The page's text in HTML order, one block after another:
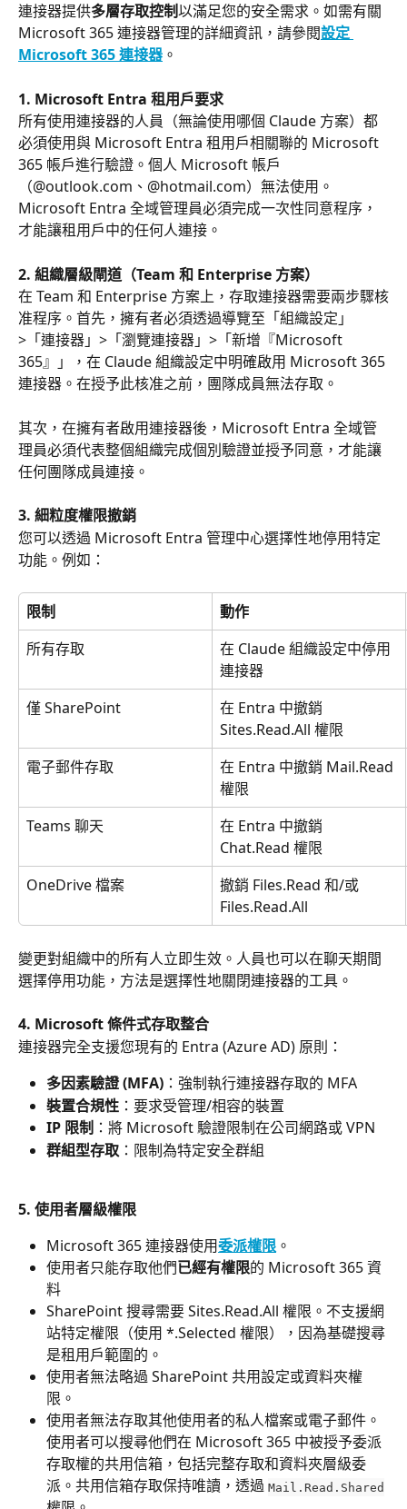
連接器提供多層存取控制以滿足您的安全需求。如需有關
Microsoft 365 連接器管理的詳細資訊，請參閱設定
Microsoft 365 連接器 。
1. Microsoft Entra 租用戶要求
所有使用連接器的人員（無論使用哪個 Claude 方案）都
必須使用與 Microsoft Entra 租用戶相關聯的 Microsoft
365 帳戶進行驗證。個人 Microsoft 帳戶
（@outlook.com、@hotmail.com）無法使用。
Microsoft Entra 全域管理員必須完成一次性同意程序，
才能讓租用戶中的任何人連接。
2. 組織層級閘道（Team 和 Enterprise 方案）
在 Team 和 Enterprise 方案上，存取連接器需要兩步驟核
准程序。首先，擁有者必須透過導覽至「組織設定」
>「連接器」>「瀏覽連接器」>「新增『Microsoft
365』」，在 Claude 組織設定中明確啟用 Microsoft 365
連接器。在授予此核准之前，團隊成員無法存取。
其次，在擁有者啟用連接器後，Microsoft Entra 全域管
理員必須代表整個組織完成個別驗證並授予同意，才能讓
任何團隊成員連接。
3. 細粒度權限撤銷
您可以透過 Microsoft Entra 管理中心選擇性地停用特定
功能。例如：
限制
動作
所有存取
在 Claude 組織設定中停用
連接器
僅 SharePoint
在 Entra 中撤銷
Sites.Read.All 權限
電子郵件存取
在 Entra 中撤銷 Mail.Read
權限
Teams 聊天
在 Entra 中撤銷
Chat.Read 權限
OneDrive 檔案
撤銷 Files.Read 和/或
Files.Read.All
變更對組織中的所有人立即生效。人員也可以在聊天期間
選擇停用功能，方法是選擇性地關閉連接器的工具。
4. Microsoft 條件式存取整合
連接器完全支援您現有的 Entra (Azure AD) 原則：
多因素驗證 (MFA) ：強制執行連接器存取的 MFA
裝置合規性 ：要求受管理/相容的裝置
IP 限制 ：將 Microsoft 驗證限制在公司網路或 VPN
群組型存取 ：限制為特定安全群組
5. 使用者層級權限
Microsoft 365 連接器使用委派權限 。
使用者只能存取他們已經有權限的 Microsoft 365 資
料
SharePoint 搜尋需要 Sites.Read.All 權限。不支援網
站特定權限（使用 *.Selected 權限），因為基礎搜尋
是租用戶範圍的。
使用者無法略過 SharePoint 共用設定或資料夾權
限。
使用者無法存取其他使用者的私人檔案或電子郵件。
使用者可以搜尋他們在 Microsoft 365 中被授予委派
存取權的共用信箱，包括完整存取和資料夾層級委
派。共用信箱存取保持唯讀，透過 Mail.Read.Shared